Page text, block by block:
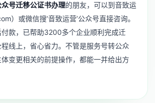
众号迁移公证书办理的朋友，可以到音致运
）或微信搜‘音致运营’公众号直接咨询。
款，已帮助3200多个企业顺利完成迁
线上，省心省力。不管是服务号转公众
变更相关的前提操作，都能一并给出方